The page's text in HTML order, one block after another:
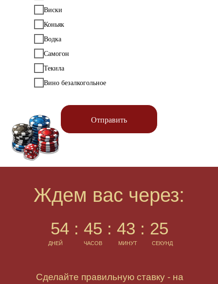
Виски
Коньяк
Водка
Самогон
Текила
Вино безалкогольное
Отправить
МИНУТ
ЧАСОВ
ДНЕЙ
Ждем вас через:
Сделайте правильную ставку - на
54 : 45 : 43 : 25
СЕКУНД